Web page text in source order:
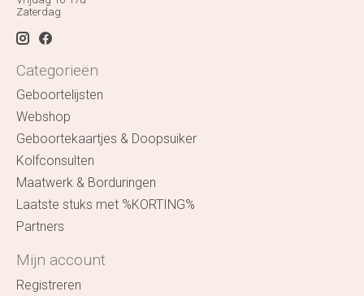
Zaterdag
Categorieën
Geboortelijsten
Webshop
Geboortekaartjes & Doopsuiker
Kolfconsulten
Maatwerk & Borduringen
Laatste stuks met %KORTING%
Partners
Mijn account
Registreren